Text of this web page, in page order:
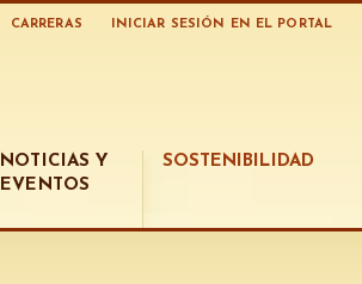
CARRERAS INICIAR SESIÓN EN EL PORTAL
NOTICIAS Y
EVENTOS
SOSTENIBILIDAD